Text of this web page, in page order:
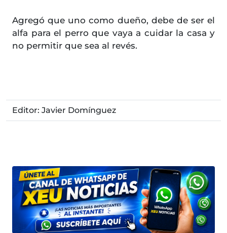
Agregó que uno como dueño, debe de ser el
alfa para el perro que vaya a cuidar la casa y
no permitir que sea al revés.
Editor: Javier Domínguez